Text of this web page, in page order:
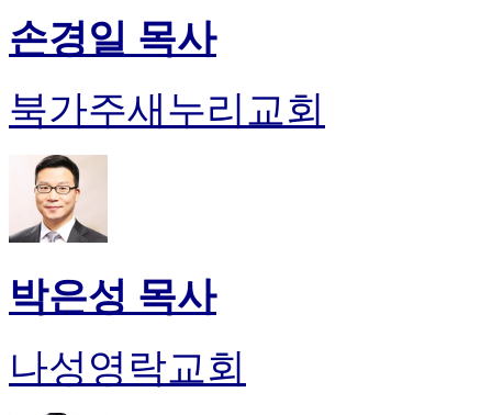
손경일 목사
북가주새누리교회
박은성 목사
나성영락교회